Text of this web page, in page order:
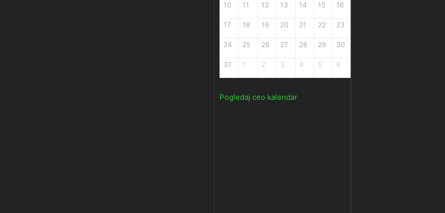
10 11 12 13 14 15 16
17 18 19 20 21 22 23
24 25 26 27 28 29 30
31 1 2 3 4 5 6
Pogledaj ceo kalendar